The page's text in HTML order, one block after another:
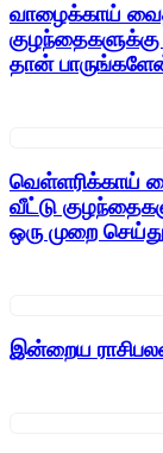
வாழைக்காய்
குழந்தைகளுக்கு
தான்
வெள்ளரிக்காய்
வீட்டு
ஒரு முறை
இன்றைய